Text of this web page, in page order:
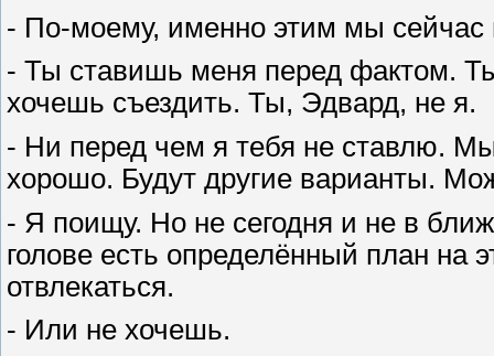
- По-моему, именно этим мы
- Ты ставишь меня перед фактом.
хочешь съездить. Ты, Эдвард, не я.
- Ни перед чем я тебя не ставлю.
хорошо. Будут другие варианты.
- Я поищу. Но не сегодня и не в
голове есть определённый план на
отвлекаться.
- Или не хочешь.